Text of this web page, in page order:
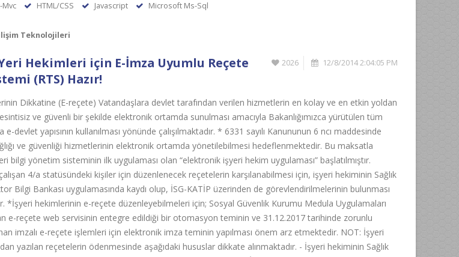
Mvc HTML/CSS Javascript Microsoft Ms-Sql
Teknolojileri
2026 12/8/2014 2:04:05 PM
Hekimleri için E-İmza Uyumlu Reçete
(RTS) Hazır!
Dikkatine (E-reçete) Vatandaşlara devlet tarafından verilen hizmetlerin en kolay ve en etkin yoldan
ve güvenli bir şekilde elektronik ortamda sunulması amacıyla Bakanlığımızca yürütülen tüm
devlet yapısının kullanılması yönünde çalışılmaktadır. * 6331 sayılı Kanununun 6 ncı maddesinde
ve güvenliği hizmetlerinin elektronik ortamda yönetilebilmesi hedeflenmektedir. Bu maksatla
bilgi yönetim sisteminin ilk uygulaması olan “elektronik işyeri hekim uygulaması” başlatılmıştır.
4/a statüsündeki kişiler için düzenlenecek reçetelerin karşılanabilmesi için, işyeri hekiminin Sağlık
Bilgi Bankası uygulamasında kaydı olup, İSG-KATİP üzerinden de görevlendirilmelerinin bulunması
*İşyeri hekimlerinin e-reçete düzenleyebilmeleri için; Sosyal Güvenlik Kurumu Medula Uygulamaları
e-reçete web servisinin entegre edildiği bir otomasyon teminin ve 31.12.2017 tarihinde zorunlu
imzalı e-reçete işlemleri için elektronik imza teminin yapılması önem arz etmektedir. NOT: İşyeri
yazılan reçetelerin ödenmesinde aşağıdaki hususlar dikkate alınmaktadır. - İşyeri hekiminin Sağlık